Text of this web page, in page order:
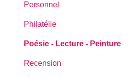
Personnel
Philatélie
Poésie - Lecture - Peinture
Recension